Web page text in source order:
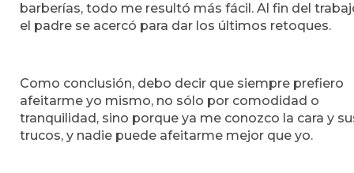
barberías, todo me resultó más fácil. Al fin del
el padre se acercó para dar los últimos retoques.
Como conclusión, debo decir que siempre prefiero
afeitarme yo mismo, no sólo por comodidad o
tranquilidad, sino porque ya me conozco la cara y
trucos, y nadie puede afeitarme mejor que yo.